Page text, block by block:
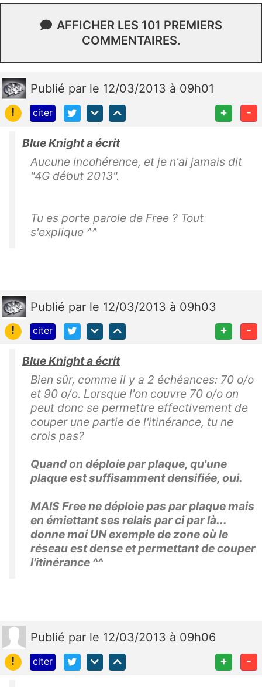
AFFICHER LES 101 PREMIERS
COMMENTAIRES.
Publié par le 12/03/2013 à 09h01
!
citer + -
Blue Knight a écrit
Aucune incohérence, et je n'ai jamais dit
"4G début 2013".
Tu es porte parole de Free ? Tout
s'explique ^^
Publié par le 12/03/2013 à 09h03
!
citer + -
Blue Knight a écrit
Bien sûr, comme il y a 2 échéances: 70 o/o
et 90 o/o. Lorsque l'on couvre 70 o/o on
peut donc se permettre effectivement de
couper une partie de l'itinérance, tu ne
crois pas?
Quand on déploie par plaque, qu'une
plaque est suffisamment densifiée, oui.
MAIS Free ne déploie pas par plaque mais
en émiettant ses relais par ci par là...
donne moi UN exemple de zone où le
réseau est dense et permettant de couper
l'itinérance ^^
Publié par le 12/03/2013 à 09h06
!
citer + -